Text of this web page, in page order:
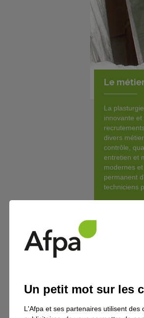
Le
La
innovante et
divers
contrôle,
entretien et
modernes
permanent
techniciens
Que fait-
Un petit mot sur les
L'Afpa et ses partenaires utilisent